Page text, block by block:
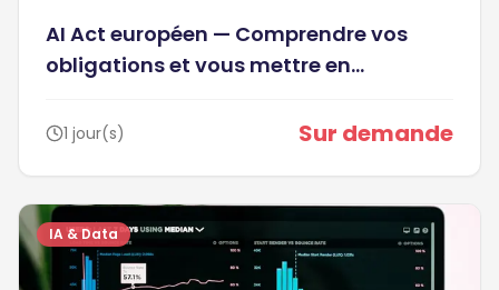
AI Act européen — Comprendre vos
obligations et vous mettre en
1 jour(s) Sur demande
IA & Data